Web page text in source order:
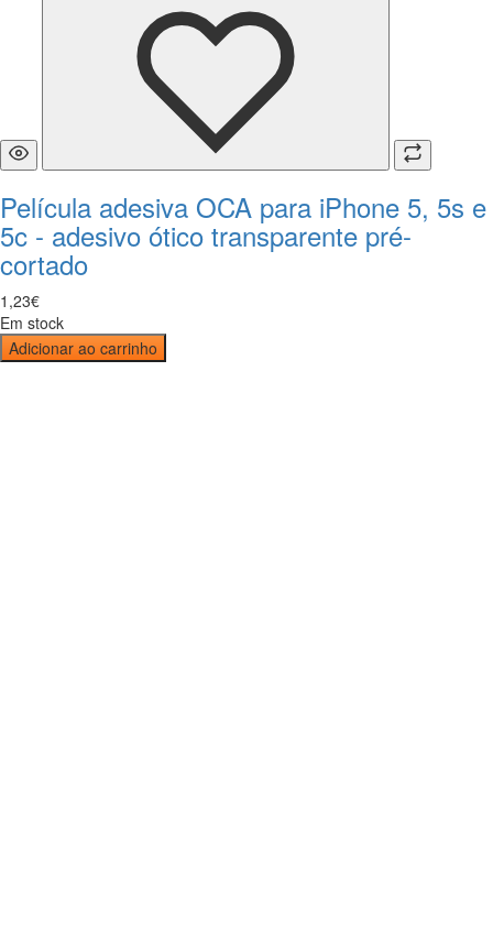
Película adesiva OCA para iPhone 5, 5s e
5c - adesivo ótico transparente pré-
cortado
1 ,23€
Em stock
Adicionar ao carrinho